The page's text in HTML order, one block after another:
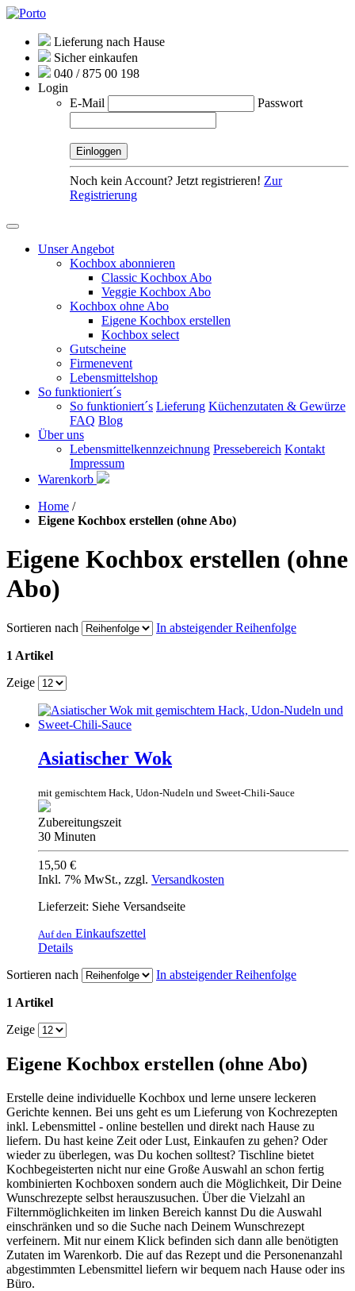
Lieferung nach Hause
Sicher einkaufen
040 / 875 00 198
Login
E-Mail
Passwort
Noch kein Account? Jetzt registrieren! Zur
Registrierung
Unser Angebot
Kochbox abonnieren
Classic Kochbox Abo
Veggie Kochbox Abo
Kochbox ohne Abo
Eigene Kochbox erstellen
Kochbox select
Gutscheine
Firmenevent
Lebensmittelshop
So funktioniert´s
So funktioniert´s Lieferung Küchenzutaten & Gewürze
FAQ Blog
Über uns
Lebensmittelkennzeichnung Pressebereich Kontakt
Impressum
Warenkorb
Home /
Eigene Kochbox erstellen (ohne Abo)
Eigene Kochbox erstellen (ohne
Abo)
Sortieren nach In absteigender Reihenfolge
1 Artikel
Zeige
Asiatischer Wok
mit gemischtem Hack, Udon-Nudeln und Sweet-Chili-Sauce
Zubereitungszeit
30 Minuten
15,50 €
Inkl. 7% MwSt., zzgl. Versandkosten
Lieferzeit: Siehe Versandseite
Auf den Einkaufszettel
Details
Sortieren nach
In absteigender Reihenfolge
1 Artikel
Zeige
Eigene Kochbox erstellen (ohne Abo)
Erstelle deine individuelle Kochbox und lerne unsere leckeren
Gerichte kennen. Bei uns geht es um Lieferung von Kochrezepten
inkl. Lebensmittel - online bestellen und direkt nach Hause zu
liefern. Du hast keine Zeit oder Lust, Einkaufen zu gehen? Oder
wieder zu überlegen, was Du kochen solltest? Tischline bietet
Kochbegeisterten nicht nur eine Große Auswahl an schon fertig
kombinierten Kochboxen sondern auch die Möglichkeit, Dir Deine
Wunschrezepte selbst herauszusuchen. Über die Vielzahl an
Filternmöglichkeiten im linken Bereich kannst Du die Auswahl
einschränken und so die Suche nach Deinem Wunschrezept
verfeinern. Mit nur einem Klick befinden sich dann alle benötigten
Zutaten im Warenkorb. Die auf das Rezept und die Personenanzahl
abgestimmten Lebensmittel liefern wir bequem nach Hause oder ins
Büro.